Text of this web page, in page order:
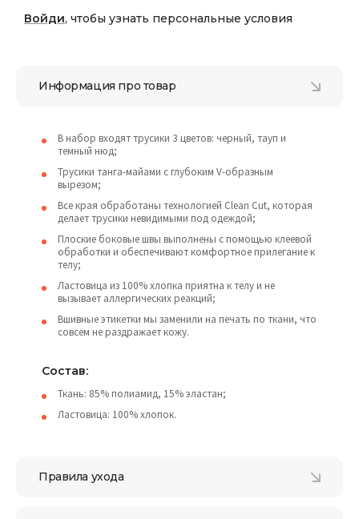
Войди, чтобы узнать персональные условия
Информация про товар
В набор входят трусики 3 цветов: черный, тауп и
темный нюд;
Трусики танга-майами с глубоким V-образным
вырезом;
Все края обработаны технологией Clean Cut, которая
делает трусики невидимыми под одеждой;
Плоские боковые швы выполнены с помощью клеевой
обработки и обеспечивают комфортное прилегание к
телу;
Ластовица из 100% хлопка приятна к телу и не
вызывает аллергических реакций;
Вшивные этикетки мы заменили на печать по ткани, что
совсем не раздражает кожу.
Состав:
Ткань: 85% полиамид, 15% эластан;
Ластовица: 100% хлопок.
Правила ухода